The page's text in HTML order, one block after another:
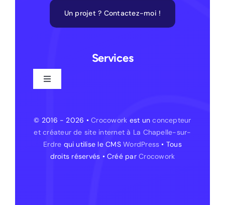
Un projet ? Contactez-moi !
Services
Toggle
Création de site web – La Chapelle-sur-Erdre
© 2016 - 2026 •Crocowork est unconcepteur
et créateur de site internet à La Chapelle-sur-
Erdre qui utilise le CMSWordPress • Tous
droits réservés • Créé parCrocowork